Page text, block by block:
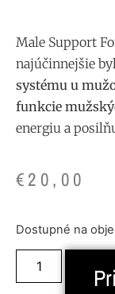
Male Support
najúčinnejšie
systému u
funkcie
energiu a
€20,00
Dostupné na